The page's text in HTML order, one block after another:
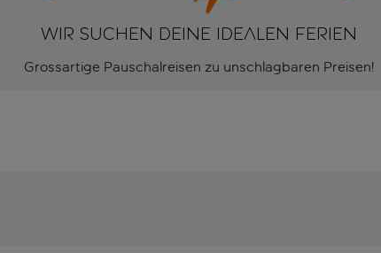
Wir suchen deine idealen Ferien
Grossartige Pauschalreisen zu unschlagbaren Preisen!